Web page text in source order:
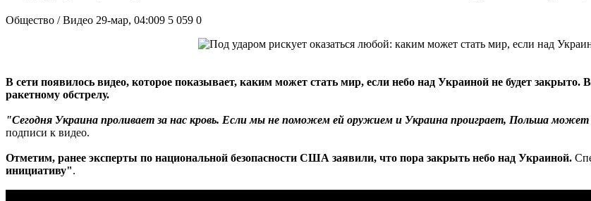
Общество / Видео 29-мар, 04:009 5 059 0
В сети появилось видео, которое показывает, каким может стать мир, если небо над Украиной не будет
ракетному обстрелу.
"Сегодня Украина проливает за нас кровь. Если мы не поможем ей оружием и Украина проиграет, Польша
подписи к видео.
Отметим, ранее эксперты по национальной безопасности США заявили, что пора закрыть небо над Украиной.
инициативу".